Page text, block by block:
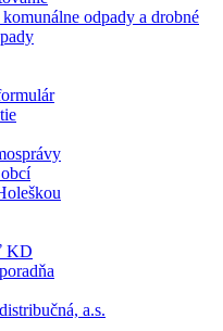
odpady a drobné
KD
a.s.